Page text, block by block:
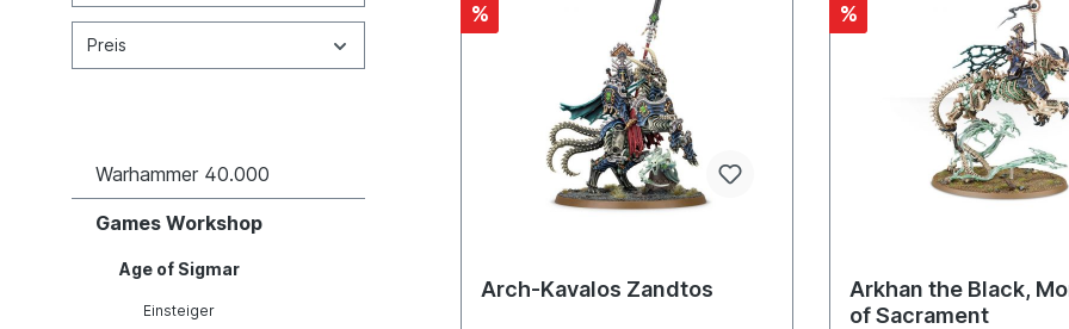
Preis
Warhammer 40.000
Games Workshop
Age of Sigmar
Einsteiger
%
Arch-Kavalos Zandtos
%
Arkhan the Black,
of Sacrament